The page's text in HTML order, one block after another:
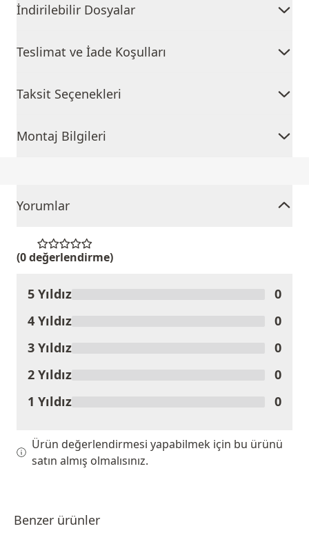
İndirilebilir Dosyalar
Teslimat ve İade Koşulları
Taksit Seçenekleri
Montaj Bilgileri
Yorumlar
(0 değerlendirme)
Ürünü Değerlendir
5 Yıldız
0
4 Yıldız
0
3 Yıldız
0
2 Yıldız
0
1 Yıldız
0
Ürün değerlendirmesi yapabilmek için bu ürünü
satın almış olmalısınız.
Benzer ürünler